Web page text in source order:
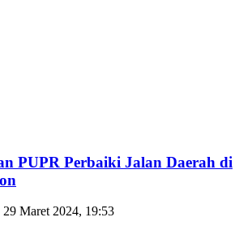
PUPR Perbaiki Jalan Daerah di
29 Maret 2024, 19:53